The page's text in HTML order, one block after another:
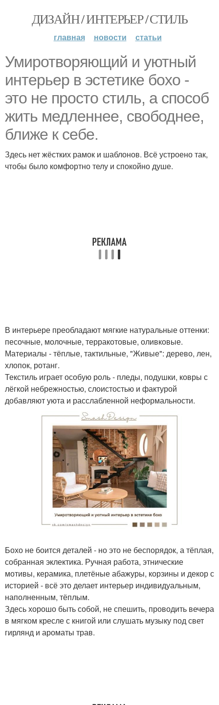
ДИЗАЙН / ИНТЕРЬЕР / СТИЛЬ
главная новости статьи
Умиротворяющий и уютный
интерьер в эстетике бохо -
это не просто стиль, а способ
жить медленнее, свободнее,
ближе к себе.
Здесь нет жёстких рамок и шаблонов. Всё устроено так,
чтобы было комфортно телу и спокойно душе.
В интерьере преобладают мягкие натуральные оттенки:
песочные, молочные, терракотовые, оливковые.
Материалы - тёплые, тактильные, "Живые": дерево, лен,
хлопок, ротанг.
Текстиль играет особую роль - пледы, подушки, ковры с
лёгкой небрежностью, слоистостью и фактурой
добавляют уюта и расслабленной неформальности.
Бохо не боится деталей - но это не беспорядок, а тёплая,
собранная эклектика. Ручная работа, этнические
мотивы, керамика, плетёные абажуры, корзины и декор с
историей - всё это делает интерьер индивидуальным,
наполненным, тёплым.
Здесь хорошо быть собой, не спешить, проводить вечера
в мягком кресле с книгой или слушать музыку под свет
гирлянд и ароматы трав.